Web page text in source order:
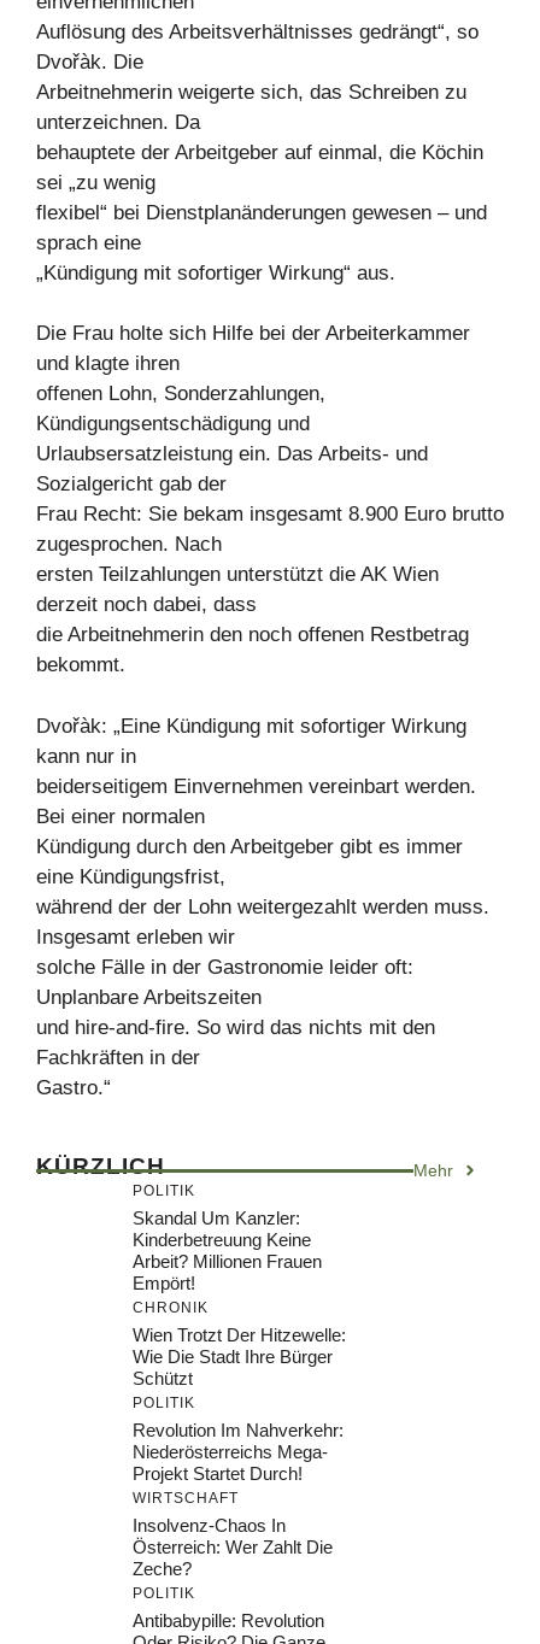
Auflösung des Arbeitsverhältnisses gedrängt“, so
Dvořàk. Die
Arbeitnehmerin weigerte sich, das Schreiben zu
unterzeichnen. Da
behauptete der Arbeitgeber auf einmal, die Köchin
sei „zu wenig
flexibel“ bei Dienstplanänderungen gewesen – und
sprach eine
„Kündigung mit sofortiger Wirkung“ aus.
Die Frau holte sich Hilfe bei der Arbeiterkammer
und klagte ihren
offenen Lohn, Sonderzahlungen,
Kündigungsentschädigung und
Urlaubsersatzleistung ein. Das Arbeits- und
Sozialgericht gab der
Frau Recht: Sie bekam insgesamt 8.900 Euro brutto
zugesprochen. Nach
ersten Teilzahlungen unterstützt die AK Wien
derzeit noch dabei, dass
die Arbeitnehmerin den noch offenen Restbetrag
bekommt.
Dvořàk: „Eine Kündigung mit sofortiger Wirkung
kann nur in
beiderseitigem Einvernehmen vereinbart werden.
Bei einer normalen
Kündigung durch den Arbeitgeber gibt es immer
eine Kündigungsfrist,
während der der Lohn weitergezahlt werden muss.
Insgesamt erleben wir
solche Fälle in der Gastronomie leider oft:
Unplanbare Arbeitszeiten
und hire-and-fire. So wird das nichts mit den
Fachkräften in der
Gastro.“
KÜRZLICH Mehr
POLITIK
Skandal Um Kanzler:
Kinderbetreuung Keine
Arbeit? Millionen Frauen
Empört!
CHRONIK
Wien Trotzt Der Hitzewelle:
Wie Die Stadt Ihre Bürger
Schützt
POLITIK
Revolution Im Nahverkehr:
Niederösterreichs Mega-
Projekt Startet Durch!
WIRTSCHAFT
Insolvenz-Chaos In
Österreich: Wer Zahlt Die
Zeche?
POLITIK
Antibabypille: Revolution